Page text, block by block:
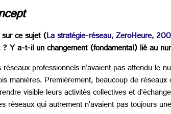
ce sujet (La stratégie-réseau, ZeroHeure,
Y a-t-il un changement (fondamental) lié au
professionnels n’avaient pas attendu
Premièrement, beaucoup de réseaux
visible leurs activités collectives et
réseaux qui autrement n’avaient pas toujours